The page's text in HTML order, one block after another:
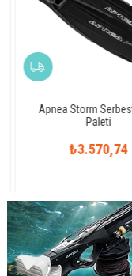
Apnea Storm Serbest
Paleti
₺3.570,74